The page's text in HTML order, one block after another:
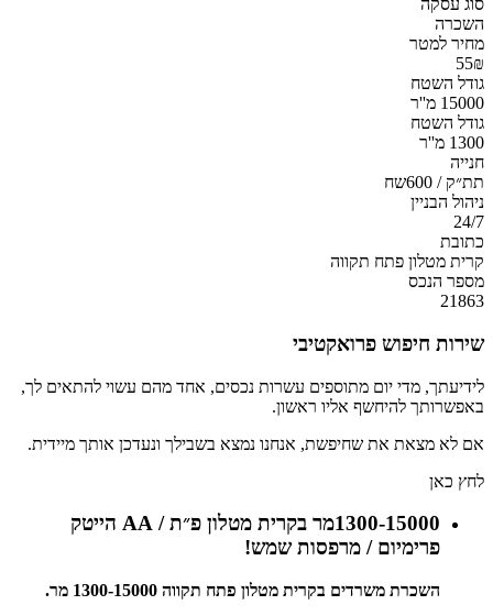
סוג עסקה
השכרה
מחיר למטר
55₪
גודל השטח
15000 מ''ר
גודל השטח
1300 מ''ר
חנייה
תת״ק / 600שח
ניהול הבניין
24/7
כתובת
קרית מטלון פתח תקווה
מספר הנכס
21863
שירות חיפוש פרואקטיבי
לידיעתך, מדי יום מתוספים עשרות נכסים, אחד מהם עשוי להתאים לך,
באפשרותך להיחשף אליו ראשון.
אם לא מצאת את שחיפשת, אנחנו נמצא בשבילך ונעדכן אותך מיידית.
לחץ כאן
1300-15000מר בקרית מטלון פ״ת / AA הייטק
פרימיום / מרפסות שמש!
השכרת משרדים בקרית מטלון פתח תקווה 1300-15000 מר.